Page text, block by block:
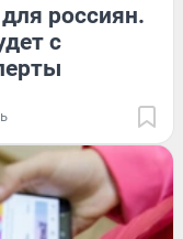
россиян.
с